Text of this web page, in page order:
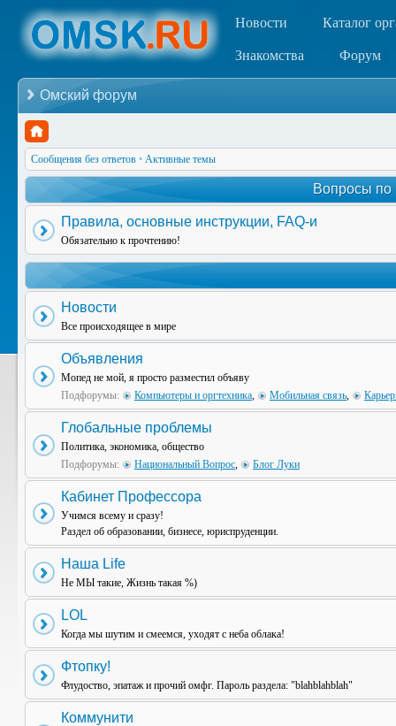
Новости Каталог
Знакомства Форум
Омский форум
Сообщения без ответов • Активные темы
Вопросы по
Правила, основные инструкции, FAQ-и
Обязательно к прочтению!
Новости
Все происходящее в мире
Объявления
Мопед не мой, я просто разместил объяву
Подфорумы:
Компьютеры и оргтехника, Мобильная связь,
Глобальные проблемы
Политика, экономика, общество
Подфорумы:
Национальный Вопрос, Блог Луки
Кабинет Профессора
Учимся всему и сразу!
Раздел об образовании, бизнесе, юриспруденции.
Наша Life
Не МЫ такие, Жизнь такая %)
LOL
Когда мы шутим и смеемся, уходят с неба облака!
Фтопку!
Флудоство, эпатаж и прочий омфг. Пароль раздела: "blahblahblah"
Коммунити